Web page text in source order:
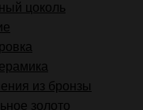
цоколь
из бронзы
золото